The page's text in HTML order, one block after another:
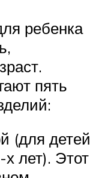
ребенка
пять
(для детей
х лет). Этот